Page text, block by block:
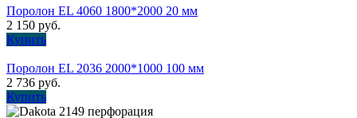
Поролон EL 4060 1800*2000 20 мм
2 150 руб.
Купить
Поролон EL 2036 2000*1000 100 мм
2 736 руб.
Купить